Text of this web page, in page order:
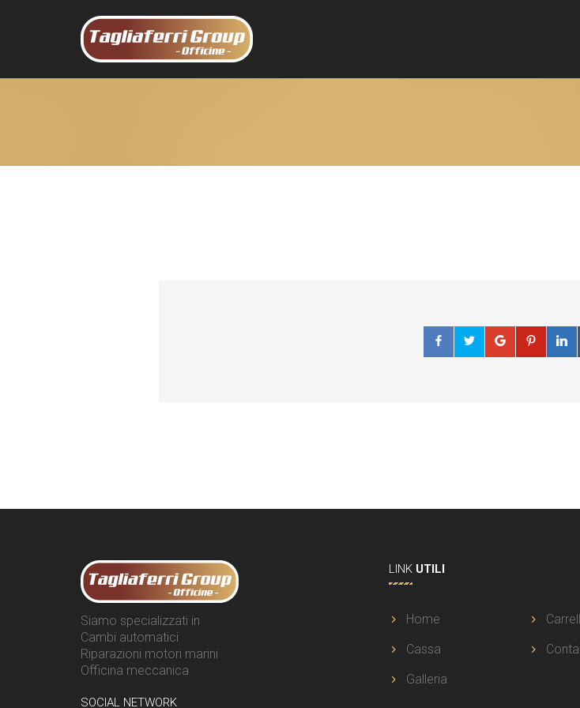
Siamo specializzati in
Cambi automatici
Riparazioni motori marini
Officina meccanica
SOCIAL NETWORK
LINK UTILI
Home
Cassa
Galleria